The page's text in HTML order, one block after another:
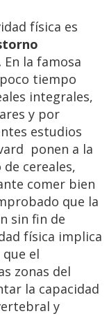
física es
En la famosa
tiempo
integrales,
y por
estudios
ponen a la
cereales,
comer bien
que la
sin fin de
física implica
el
zonas del
la capacidad
y